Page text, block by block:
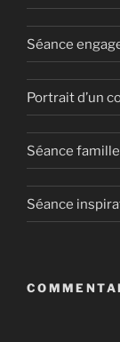
Séance
Portrait d’un
Séance
Séance